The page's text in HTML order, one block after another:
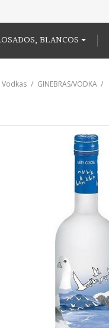
BLANCOS
Vodkas GINEBRAS/VODKA